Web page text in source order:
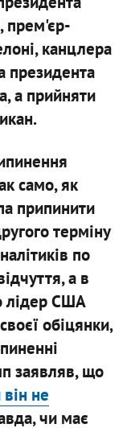
прем'єр-
канцлера
президента
а прийняти
само, як
припинити
терміну
по
а в
лідер США
обіцянки,
заявляв, що
не
чи має